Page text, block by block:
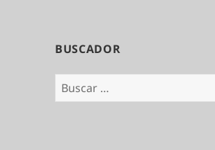
BUSCADOR
Buscar: